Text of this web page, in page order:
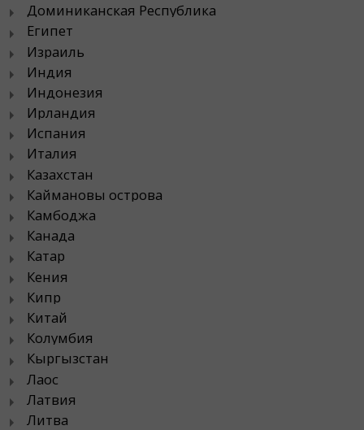
Доминиканская Республика
Египет
Израиль
Индия
Индонезия
Ирландия
Испания
Италия
Казахстан
Каймановы острова
Камбоджа
Канада
Катар
Кения
Кипр
Китай
Колумбия
Кыргызстан
Лаос
Латвия
Литва